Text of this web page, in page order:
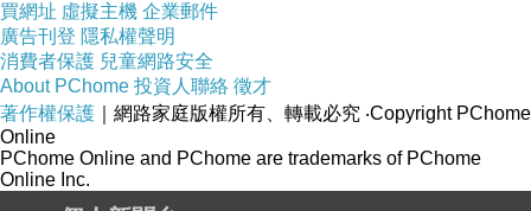
%2Fwww.etmall.com.tw%2FPages%2FProduct
Detail.aspx%3FStoreID%3D3%26CategoryID%
3D46334%26ProductSKU%3D5743186
我用了以後真的覺得很不錯喔，不愧是許多部落客大推的
產品，
買網址 虛擬主機 企業郵件
廣告刊登 隱私權聲明
消費者保護 兒童網路安全
About PChome 投資人聯絡 徵才
著作權保護 ｜網路家庭版權所有、轉載必究 ‧Copyright PChome
Online
PChome Online and PChome are trademarks of PChome
Online Inc.